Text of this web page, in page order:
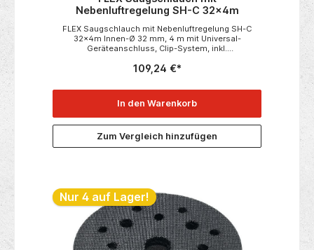
Nebenluftregelung SH-C 32x4m
FLEX Saugschlauch mit Nebenluftregelung SH-C
32x4m Innen-Ø 32 mm, 4 m mit Universal-
Geräteanschluss, Clip-System, inkl.
Saugunterdrucks nach Bedarf. Passend zu:• VCE
33 L MC• VCE 33 L AC• VCE 44 L AC• VCE 33 M
109,24 €*
In den Warenkorb
Zum Vergleich hinzufügen
Nur 4 auf Lager!